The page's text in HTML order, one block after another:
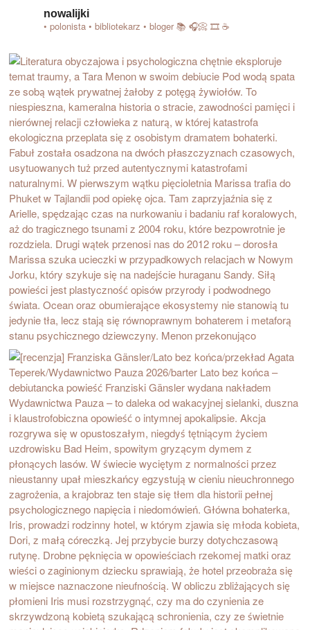
nowalijki
• polonista • bibliotekarz • bloger📚 🎧📀 🎞️ ☕️